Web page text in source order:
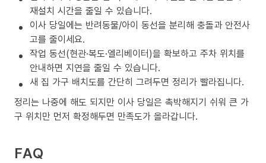
재설치 시간을 줄일 수 있습니다.
이사 당일에는 반려동물/아이 동선을 분리해 충돌과 안전사
고를 줄이세요.
작업 동선(현관·복도·엘리베이터)을 확보하고 주차 위치를
안내하면 지연을 줄일 수 있습니다.
새 집 가구 배치도를 간단히 그려두면 정리가 빨라집니다.
정리는 나중에 해도 되지만 이사 당일은 촉박해지기 쉬워 큰 가
구 위치만 먼저 확정해두면 만족도가 올라갑니다.
FAQ